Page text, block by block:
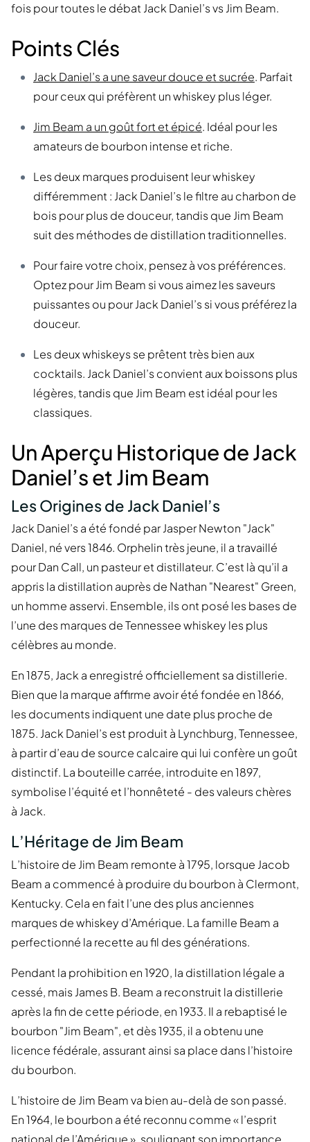
fois pour toutes le débat Jack Daniel’s vs Jim Beam.
Points Clés
Jack Daniel’s a une saveur douce et sucrée. Parfait
pour ceux qui préfèrent un whiskey plus léger.
Jim Beam a un goût fort et épicé. Idéal pour les
amateurs de bourbon intense et riche.
Les deux marques produisent leur whiskey
différemment : Jack Daniel’s le filtre au charbon de
bois pour plus de douceur, tandis que Jim Beam
suit des méthodes de distillation traditionnelles.
Pour faire votre choix, pensez à vos préférences.
Optez pour Jim Beam si vous aimez les saveurs
puissantes ou pour Jack Daniel’s si vous préférez la
douceur.
Les deux whiskeys se prêtent très bien aux
cocktails. Jack Daniel’s convient aux boissons plus
légères, tandis que Jim Beam est idéal pour les
classiques.
Un Aperçu Historique de Jack
Daniel’s et Jim Beam
Les Origines de Jack Daniel’s
Jack Daniel’s a été fondé par Jasper Newton "Jack"
Daniel, né vers 1846. Orphelin très jeune, il a travaillé
pour Dan Call, un pasteur et distillateur. C’est là qu’il a
appris la distillation auprès de Nathan "Nearest" Green,
un homme asservi. Ensemble, ils ont posé les bases de
l’une des marques de Tennessee whiskey les plus
célèbres au monde.
En 1875, Jack a enregistré officiellement sa distillerie.
Bien que la marque affirme avoir été fondée en 1866,
les documents indiquent une date plus proche de
1875. Jack Daniel’s est produit à Lynchburg, Tennessee,
à partir d’eau de source calcaire qui lui confère un goût
distinctif. La bouteille carrée, introduite en 1897,
symbolise l’équité et l’honnêteté - des valeurs chères
à Jack.
L’Héritage de Jim Beam
L’histoire de Jim Beam remonte à 1795, lorsque Jacob
Beam a commencé à produire du bourbon à Clermont,
Kentucky. Cela en fait l’une des plus anciennes
marques de whiskey d’Amérique. La famille Beam a
perfectionné la recette au fil des générations.
Pendant la prohibition en 1920, la distillation légale a
cessé, mais James B. Beam a reconstruit la distillerie
après la fin de cette période, en 1933. Il a rebaptisé le
bourbon "Jim Beam", et dès 1935, il a obtenu une
licence fédérale, assurant ainsi sa place dans l’histoire
du bourbon.
L’histoire de Jim Beam va bien au-delà de son passé.
En 1964, le bourbon a été reconnu comme « l’esprit
national de l’Amérique », soulignant son importance